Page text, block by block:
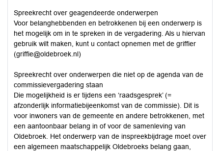
Spreekrecht over geagendeerde onderwerpen
Voor belanghebbenden en betrokkenen bij een onderwerp is
het mogelijk om in te spreken in de vergadering. Als u hiervan
gebruik wilt maken, kunt u contact opnemen met de griffier
(griffie@oldebroek.nl)
Spreekrecht over onderwerpen die niet op de agenda van de
commissievergadering staan
Die mogelijkheid is er tijdens een ‘raadsgesprek’ (=
afzonderlijk informatiebijeenkomst van de commissie). Dit is
voor inwoners van de gemeente en andere betrokkenen, met
een aantoonbaar belang in of voor de samenleving van
Oldebroek. Het onderwerp van de inspreekbijdrage moet over
een algemeen maatschappelijk Oldebroeks belang gaan,